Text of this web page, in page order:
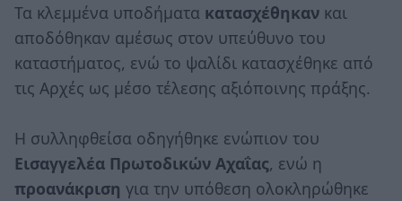
Τα κλεμμένα υποδήματα κατασχέθηκαν και
αποδόθηκαν αμέσως στον υπεύθυνο του
καταστήματος, ενώ το ψαλίδι κατασχέθηκε από
τις Αρχές ως μέσο τέλεσης αξιόποινης πράξης.
Η συλληφθείσα οδηγήθηκε ενώπιον του
Εισαγγελέα Πρωτοδικών Αχαΐας, ενώ η
προανάκριση για την υπόθεση ολοκληρώθηκε